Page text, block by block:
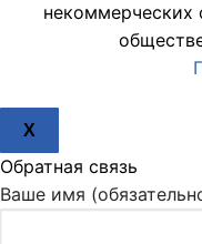
некоммерческих
X
Обратная связь
Ваше имя